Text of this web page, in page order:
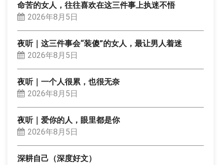
命苦的女人，往往喜欢在这三件事上执迷不悟
2026年8月5日
夜听｜这三件事会“装傻”的女人，最让男人着迷
2026年8月5日
夜听｜一个人很累，也很无奈
2026年8月5日
夜听｜爱你的人，眼里都是你
2026年8月5日
深耕自己（深度好文）